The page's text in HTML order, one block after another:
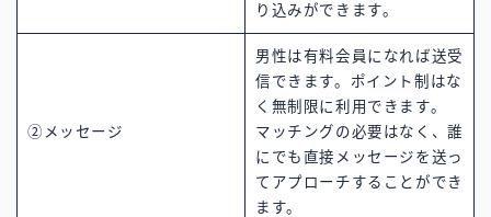
り込みができます。
②メッセージ
男性は有料会員になれば送受
信できます。ポイント制はな
く無制限に利用できます。
マッチングの必要はなく、誰
にでも直接メッセージを送っ
てアプローチすることができ
ます。